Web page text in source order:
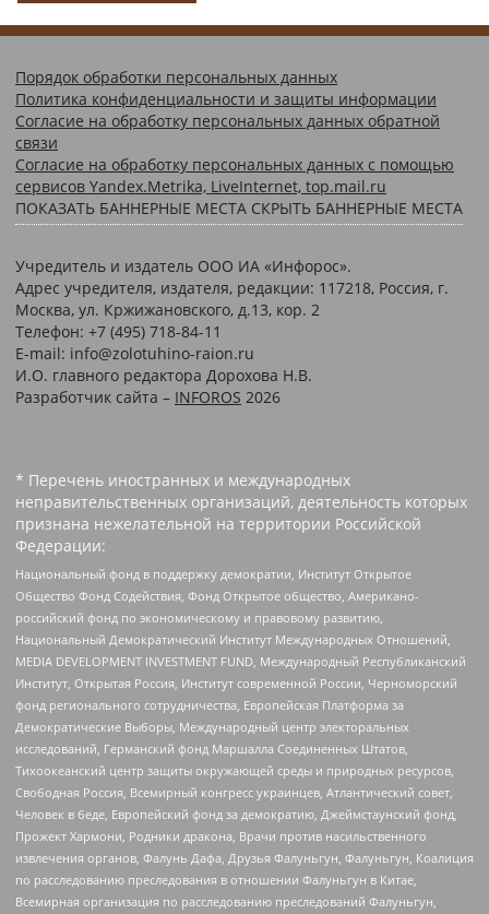
Порядок обработки персональных данных
Политика конфиденциальности и защиты информации
Согласие на обработку персональных данных обратной
связи
Согласие на обработку персональных данных с помощью
сервисов Yandex.Metrika, LiveInternet, top.mail.ru
ПОКАЗАТЬ БАННЕРНЫЕ МЕСТА СКРЫТЬ БАННЕРНЫЕ МЕСТА
Учредитель и издатель ООО ИА «Инфорос».
Адрес учредителя, издателя, редакции: 117218, Россия, г.
Москва, ул. Кржижановского, д.13, кор. 2
Телефон: +7 (495) 718-84-11
E-mail: info@zolotuhino-raion.ru
И.О. главного редактора Дорохова Н.В.
Разработчик сайта – INFOROS 2026
* Перечень иностранных и международных
неправительственных организаций, деятельность которых
признана нежелательной на территории Российской
Федерации:
Национальный фонд в поддержку демократии, Институт Открытое
Общество Фонд Содействия, Фонд Открытое общество, Американо-
российский фонд по экономическому и правовому развитию,
Национальный Демократический Институт Международных Отношений,
MEDIA DEVELOPMENT INVESTMENT FUND, Международный Республиканский
Институт, Открытая Россия, Институт современной России, Черноморский
фонд регионального сотрудничества, Европейская Платформа за
Демократические Выборы, Международный центр электоральных
исследований, Германский фонд Маршалла Соединенных Штатов,
Тихоокеанский центр защиты окружающей среды и природных ресурсов,
Свободная Россия, Всемирный конгресс украинцев, Атлантический совет,
Человек в беде, Европейский фонд за демократию, Джеймстаунский фонд,
Прожект Хармони, Родники дракона, Врачи против насильственного
извлечения органов, Фалунь Дафа, Друзья Фалуньгун, Фалуньгун, Коалиция
по расследованию преследования в отношении Фалуньгун в Китае,
Всемирная организация по расследованию преследований Фалуньгун,